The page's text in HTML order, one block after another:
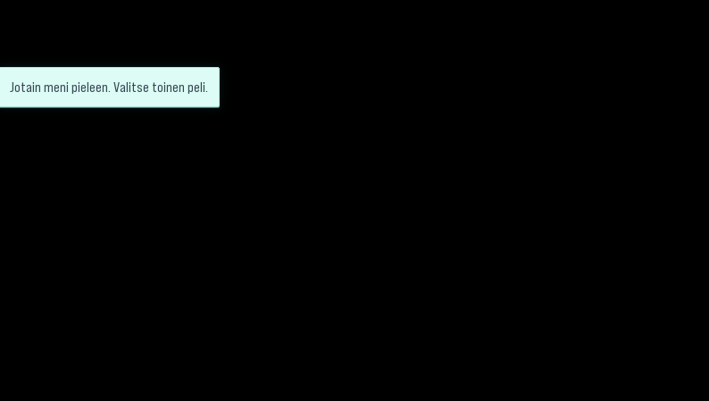
Jotain meni pieleen. Valitse toinen peli.